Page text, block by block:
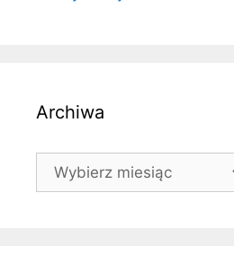
Archiwa
Archiwa